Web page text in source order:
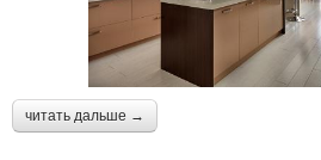
читать дальше →